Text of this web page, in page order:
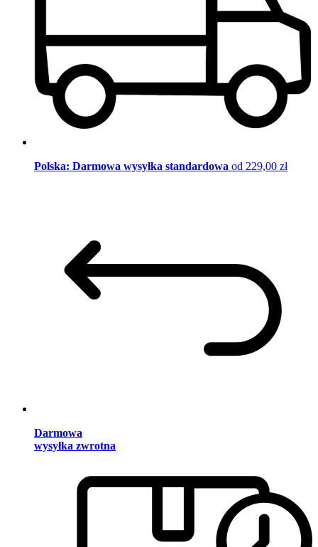
Polska: Darmowa wysyłka standardowa od 229,00 zł
Darmowa
wysyłka zwrotna